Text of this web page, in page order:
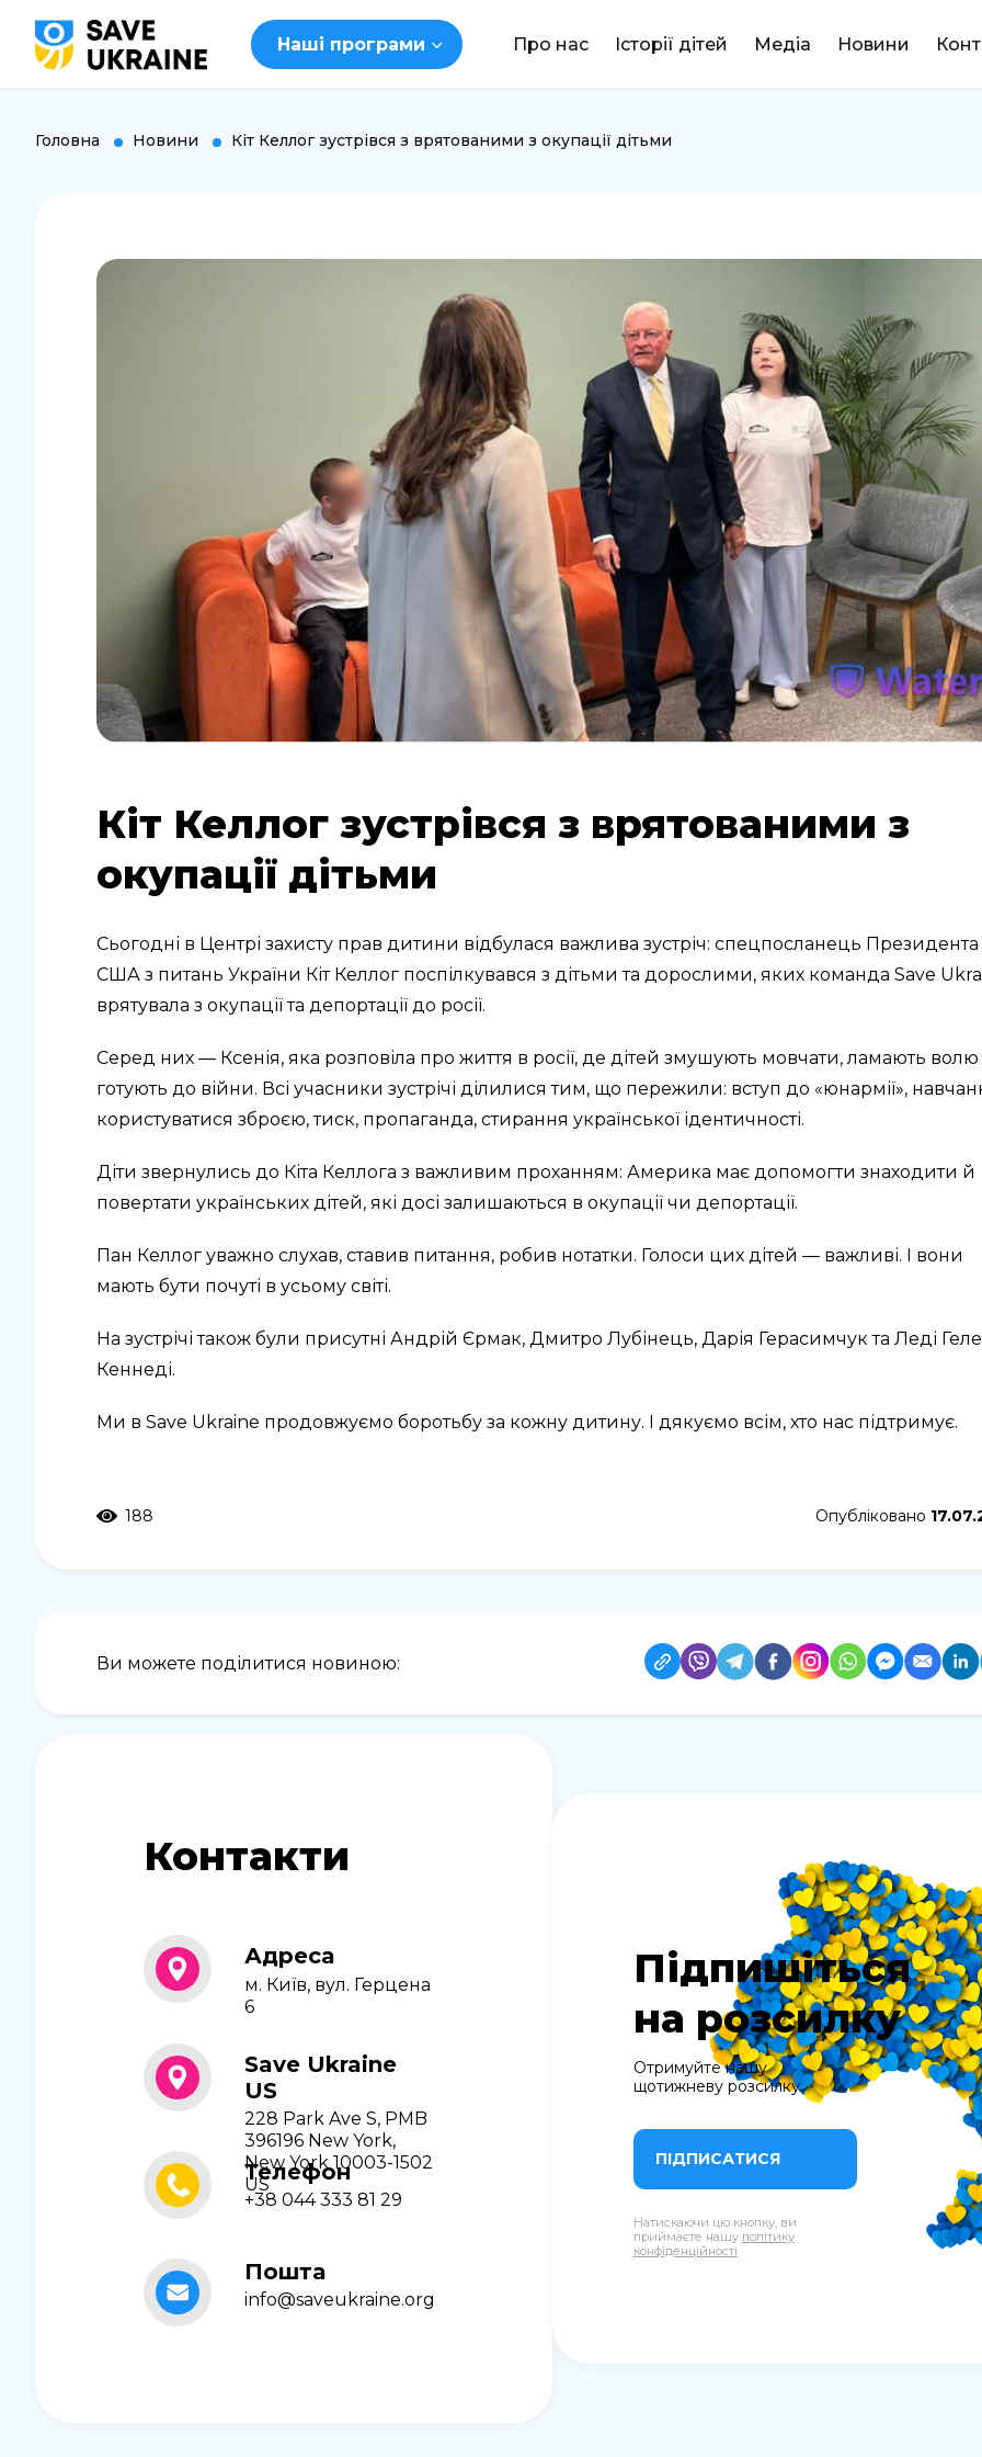
Наші програми Про нас Історії дітей Медіа Новини
DONATE
Головна Новини Кіт Келлог зустрівся з врятованими з окупації дітьми
Кіт Келлог зустрівся з врятованими з
окупації дітьми
Сьогодні в Центрі захисту прав дитини відбулася важлива зустріч: спецпосланець Президента
США з питань України Кіт Келлог поспілкувався з дітьми та дорослими, яких команда Save
врятувала з окупації та депортації до росії.
Серед них — Ксенія, яка розповіла про життя в росії, де дітей змушують мовчати, ламають
готують до війни. Всі учасники зустрічі ділилися тим, що пережили: вступ до «юнармії»,
користуватися зброєю, тиск, пропаганда, стирання української ідентичності.
Діти звернулись до Кіта Келлога з важливим проханням: Америка має допомогти знаходити й
повертати українських дітей, які досі залишаються в окупації чи депортації.
Пан Келлог уважно слухав, ставив питання, робив нотатки. Голоси цих дітей — важливі. І вони
мають бути почуті в усьому світі.
На зустрічі також були присутні Андрій Єрмак, Дмитро Лубінець, Дарія Герасимчук та Леді
Кеннеді.
Ми в Save Ukraine продовжуємо боротьбу за кожну дитину. І дякуємо всім, хто нас підтримує.
188 Опубліковано
Ви можете поділитися новиною:
Контакти
Адреса
м. Київ, вул. Герцена
6
Save Ukraine
US
228 Park Ave S, PMB
396196 New York,
New York 10003-1502
US
Телефон
+38 044 333 81 29
Пошта
info@saveukraine.org
Підпишіться
на розсилку
Отримуйте нашу
щотижневу розсилку
ПІДПИСАТИСЯ
Натискаючи цю кнопку, ви
приймаєте нашу політику
конфіденційності